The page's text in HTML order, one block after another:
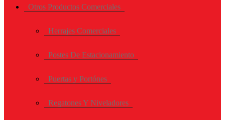
Otros Productos Comerciales
Herrajes Comerciales
Postes De Estacionamiento
Puertas y Portónes
Regatones Y Niveladores